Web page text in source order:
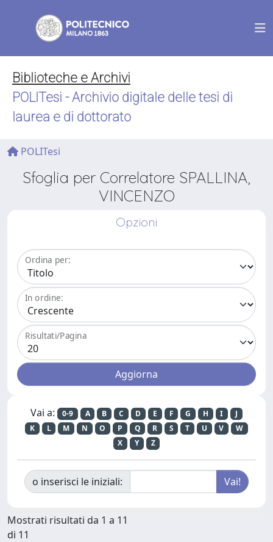
Biblioteche e Archivi
POLITesi - Archivio digitale delle tesi di
laurea e di dottorato
POLITesi
Sfoglia per Correlatore SPALLINA,
VINCENZO
Opzioni
Ordina per:
In ordine:
Risultati/Pagina
Vai a: 0-9 A B C D E F G H I
J
K
L M N O P Q R S T U V
W
X
Y Z
o inserisci le iniziali:
Mostrati risultati da 1 a 11
di 11